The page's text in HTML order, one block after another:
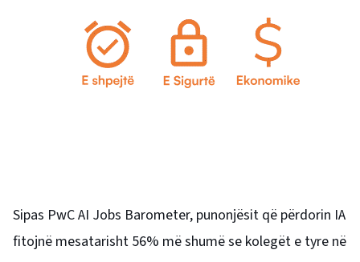
Sipas PwC AI Jobs Barometer, punonjësit që përdorin IA
fitojnë mesatarisht 56% më shumë se kolegët e tyre në